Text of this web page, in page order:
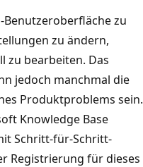
zu
zu ändern,
zu bearbeiten. Das
jedoch manchmal die
Produktproblems sein.
Knowledge Base
Schritt-für-Schritt-
Registrierung für dieses